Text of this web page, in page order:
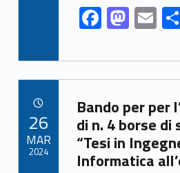
F
ac
e
b
o
o
k
M
as
to
d
o
n
E
m
ai
l
Link identifier archive #link-archive-42999
Bando per per
di n. 4 borse di
“Tesi in
Informatica
26
MAR
2024